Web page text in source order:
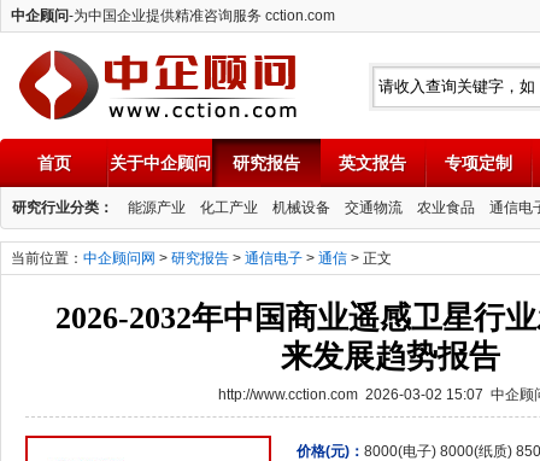
中企顾问-为中国企业提供精准咨询服务 cction.com
中企顾问
首页 关于中企顾问 研究报告 英文报告 专项定制
研究行业分类： 能源产业 化工产业 机械设备 交通物流 农业食品 通信电
当前位置： 中企顾问网 > 研究报告 > 通信电子 > 通信 > 正文
2026-2032年中国商业遥感卫星行
来发展趋势报告
http://www.cction.com 2026-03-02 15:07 中企顾
价格(元)： 8000(电子) 8000(纸质)